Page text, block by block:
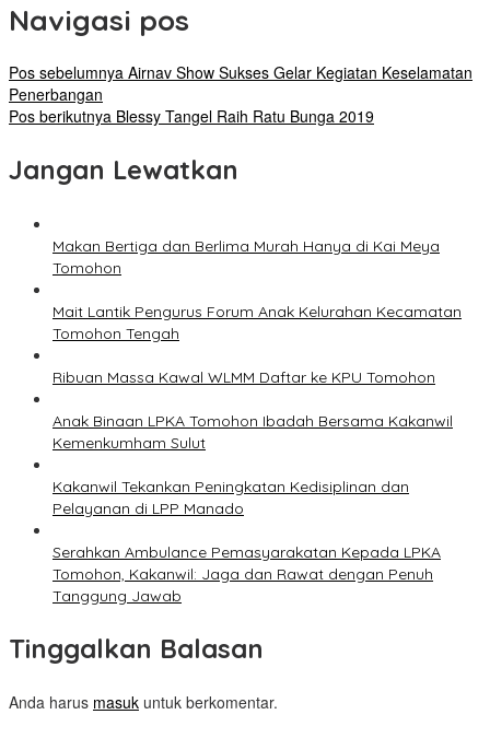
Navigasi pos
Pos sebelumnya Airnav Show Sukses Gelar Kegiatan Keselamatan
Penerbangan
Pos berikutnya Blessy Tangel Raih Ratu Bunga 2019
Jangan Lewatkan
Makan Bertiga dan Berlima Murah Hanya di Kai Meya
Tomohon
Mait Lantik Pengurus Forum Anak Kelurahan Kecamatan
Tomohon Tengah
Ribuan Massa Kawal WLMM Daftar ke KPU Tomohon
Anak Binaan LPKA Tomohon Ibadah Bersama Kakanwil
Kemenkumham Sulut
Kakanwil Tekankan Peningkatan Kedisiplinan dan
Pelayanan di LPP Manado
Serahkan Ambulance Pemasyarakatan Kepada LPKA
Tomohon, Kakanwil: Jaga dan Rawat dengan Penuh
Tanggung Jawab
Tinggalkan Balasan
Anda harus masuk untuk berkomentar.